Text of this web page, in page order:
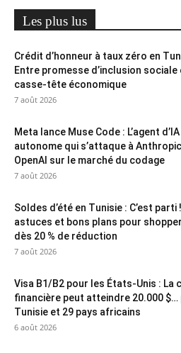
Les plus lus
Crédit d’honneur à taux zéro en
Entre promesse d’inclusion sociale
casse-tête économique
7 août 2026
Meta lance Muse Code : L’agent d’IA
autonome qui s’attaque à
OpenAI sur le marché du codage
7 août 2026
Soldes d’été en Tunisie : C’est parti
astuces et bons plans pour
dès 20 % de réduction
7 août 2026
Visa B1/B2 pour les États-Unis : La
financière peut atteindre 20.000 $…
Tunisie et 29 pays africains
6 août 2026